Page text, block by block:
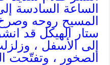
الساعة السادسة
المسيح روحه
ستار الهيكل قد
إلى الأسفل ،
الصخور ، وتفتّحت